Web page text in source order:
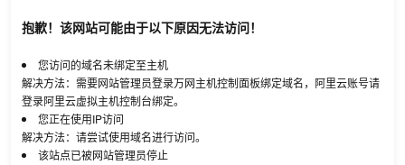
抱歉！该网站可能由于以下原因无法访问！
您访问的域名未绑定至主机
解决方法：需要网站管理员登录万网主机控制面板绑定域名，阿里云账号请
登录阿里云虚拟主机控制台绑定。
您正在使用IP访问
解决方法：请尝试使用域名进行访问。
该站点已被网站管理员停止